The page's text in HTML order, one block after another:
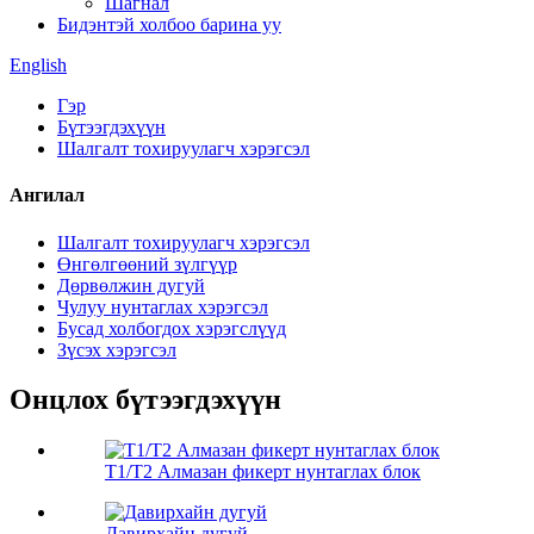
Бидэнтэй холбоо барина уу
English
Гэр
Бүтээгдэхүүн
Шалгалт тохируулагч хэрэгсэл
Ангилал
Шалгалт тохируулагч хэрэгсэл
Өнгөлгөөний зүлгүүр
Дөрвөлжин дугуй
Чулуу нунтаглах хэрэгсэл
Бусад холбогдох хэрэгслүүд
Зүсэх хэрэгсэл
Онцлох бүтээгдэхүүн
T1/T2 Алмазан фикерт нунтаглах блок